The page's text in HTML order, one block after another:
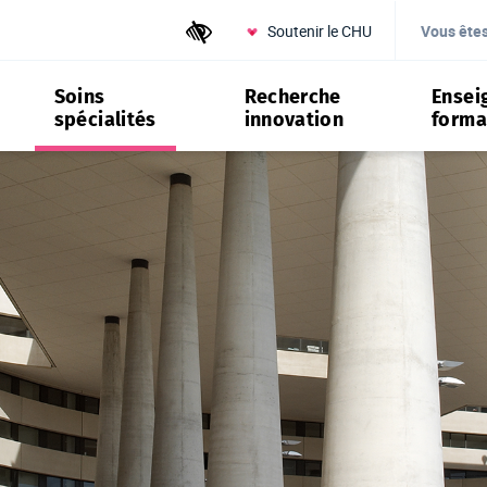
Outils d'accessibilité
Soutenir le CHU Vous
Soins
spécialités
Recherche
innovation